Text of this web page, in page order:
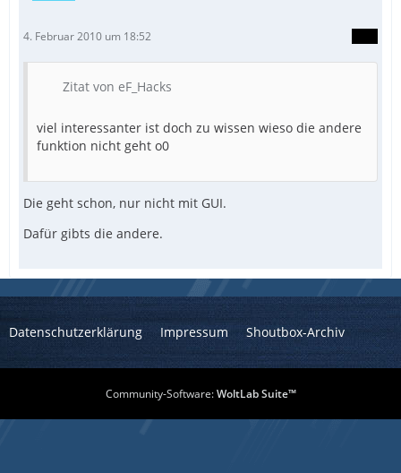
4. Februar 2010 um 18:52
Zitat von eF_Hacks
viel interessanter ist doch zu wissen wieso die andere
funktion nicht geht o0
Die geht schon, nur nicht mit GUI.
Dafür gibts die andere.
Datenschutzerklärung Impressum Shoutbox-Archiv
Community-Software:WoltLab Suite™